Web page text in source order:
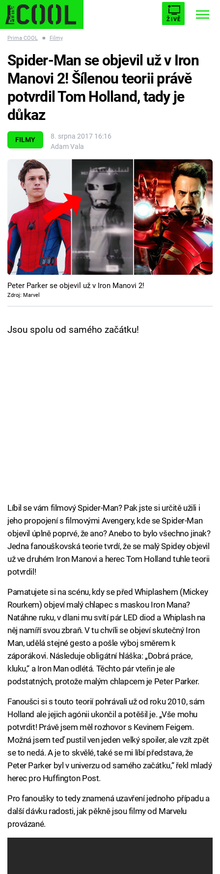
ŽIVĚ
ESCAPE PLNEJ KOTEL AVENGERS 5
Témata
Filmy
Seriály
Hry
Cool Esport
Pořady
TV Program
Přihlášení
Prima COOL ■ Filmy
FILMY
8. srpna 2017 16:16
Adam Vala
Spider-Man se objevil už v Iron
Manovi 2! Šílenou teorii právě
potvrdil Tom Holland, tady je
důkaz
Peter Parker se objevil už v Iron Manovi 2!
Zdroj: Marvel
Jsou spolu od samého začátku!
Líbil se vám filmový Spider-Man? Pak jste si určitě užili i
jeho propojení s filmovými Avengery, kde se Spider-Man
objevil úplně poprvé, že ano? Anebo to bylo všechno jinak?
Jedna fanouškovská teorie tvrdí, že se malý Spidey objevil
už ve druhém Iron Manovi a herec Tom Holland tuhle teorii
potvrdil!
Pamatujete si na scénu, kdy se před Whiplashem (Mickey
Rourkem) objeví malý chlapec s maskou Iron Mana?
Natáhne ruku, v dlani mu svítí pár LED diod a Whiplash na
něj namíří svou zbraň. V tu chvíli se objeví skutečný Iron
Man, udělá stejné gesto a pošle výboj směrem k
záporákovi. Následuje obligátní hláška: „Dobrá práce,
kluku,“ a Iron Man odlétá. Těchto pár vteřin je ale
podstatných, protože malým chlapcem je Peter Parker.
Fanoušci si s touto teorií pohrávali už od roku 2010, sám
Holland ale jejich agónii ukončil a potěšil je. „Vše mohu
potvrdit! Právě jsem měl rozhovor s Kevinem Feigem.
Možná jsem teď pustil ven jeden velký spoiler, ale vzít zpět
se to nedá. A je to skvělé, také se mi líbí představa, že
Peter Parker byl v univerzu od samého začátku,“ řekl mladý
herec pro Huffington Post.
Pro fanoušky to tedy znamená uzavření jednoho případu a
další dávku radosti, jak pěkně jsou filmy od Marvelu
provázané.